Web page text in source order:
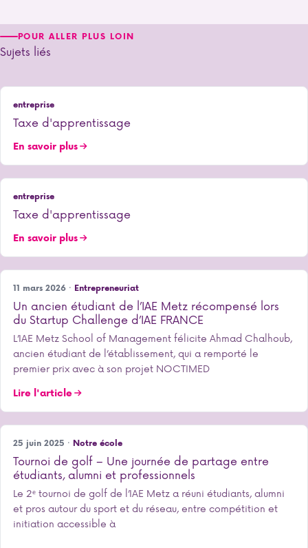
POUR ALLER PLUS LOIN
Sujets liés
entreprise
Taxe d'apprentissage
En savoir plus
entreprise
Taxe d'apprentissage
En savoir plus
11 mars 2026 · Entrepreneuriat
Un ancien étudiant de l’IAE Metz récompensé lors
du Startup Challenge d’IAE FRANCE
L’IAE Metz School of Management félicite Ahmad Chalhoub,
ancien étudiant de l’établissement, qui a remporté le
premier prix avec à son projet NOCTIMED
Lire l'article
25 juin 2025 · Notre école
Tournoi de golf – Une journée de partage entre
étudiants, alumni et professionnels
Le 2ᵉ tournoi de golf de l’IAE Metz a réuni étudiants, alumni
et pros autour du sport et du réseau, entre compétition et
initiation accessible à